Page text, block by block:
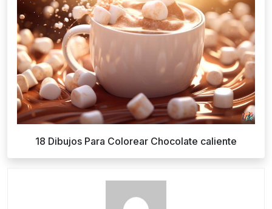
18 Dibujos Para Colorear Chocolate caliente